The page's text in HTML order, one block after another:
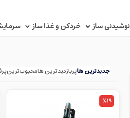
نوشیدنی ساز خردکن و غذا ساز
جدیدترین هاپربازدیدترین هامحبوب‌‌ترین
%19